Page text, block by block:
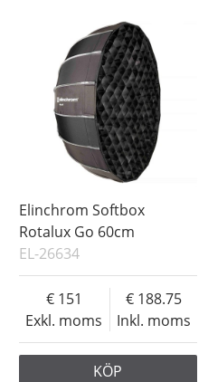
Elinchrom Softbox
Rotalux Go 60cm
EL-26634
Exkl. moms
151
Inkl. moms
188.75
KÖP